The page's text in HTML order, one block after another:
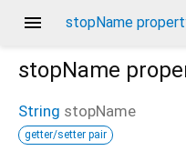
menu stopName
stopName
String stopName
getter/setter pair